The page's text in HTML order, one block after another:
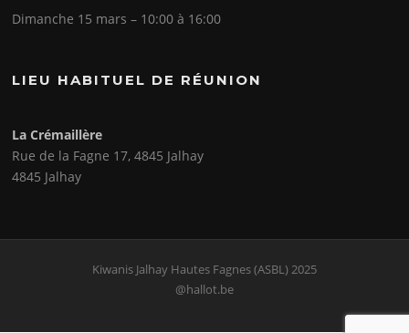
Dimanche 15 mars – 10:00 à 16:00
LIEU HABITUEL DE RÉUNION
La Crémaillère
Rue de la Fagne 17, 4845 Jalhay
4845 Jalhay
Kiwanis Jalhay Hautes Fagnes (ASBL) 2025
@hallot.be